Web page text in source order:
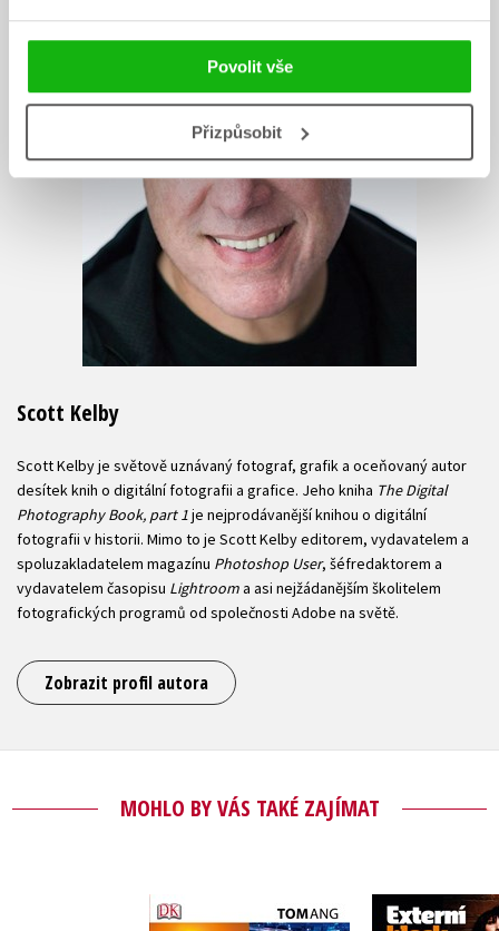
Povolit vše
Přizpůsobit
Scott Kelby
Scott Kelby je světově uznávaný fotograf, grafik a oceňovaný autor
desítek knih o digitální fotografii a grafice. Jeho kniha The Digital
Photography Book, part 1je nejprodávanější knihou o digitální
fotografii v historii. Mimo to je Scott Kelby editorem, vydavatelem a
spoluzakladatelem magazínu Photoshop User, šéfredaktorem a
vydavatelem časopisu Lightrooma asi nejžádanějším školitelem
fotografických programů od společnosti Adobe na světě.
Zobrazit profil autora
MOHLO BY VÁS TAKÉ ZAJÍMAT
Externí